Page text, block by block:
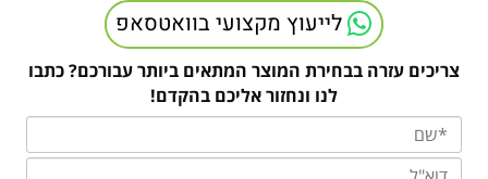
לייעוץ מקצועי בוואטסאפ
צריכים עזרה בבחירת המוצר המתאים ביותר עבורכם? כתבו
לנו ונחזור אליכם בהקדם!